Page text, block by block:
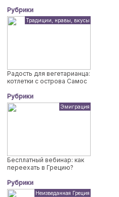
Рубрики
Традиции, нравы, вкусы
Радость для вегетарианца:
котлетки с острова Самос
Рубрики
Эмиграция
Бесплатный вебинар: как
переехать в Грецию?
Рубрики
Неизведанная Греция